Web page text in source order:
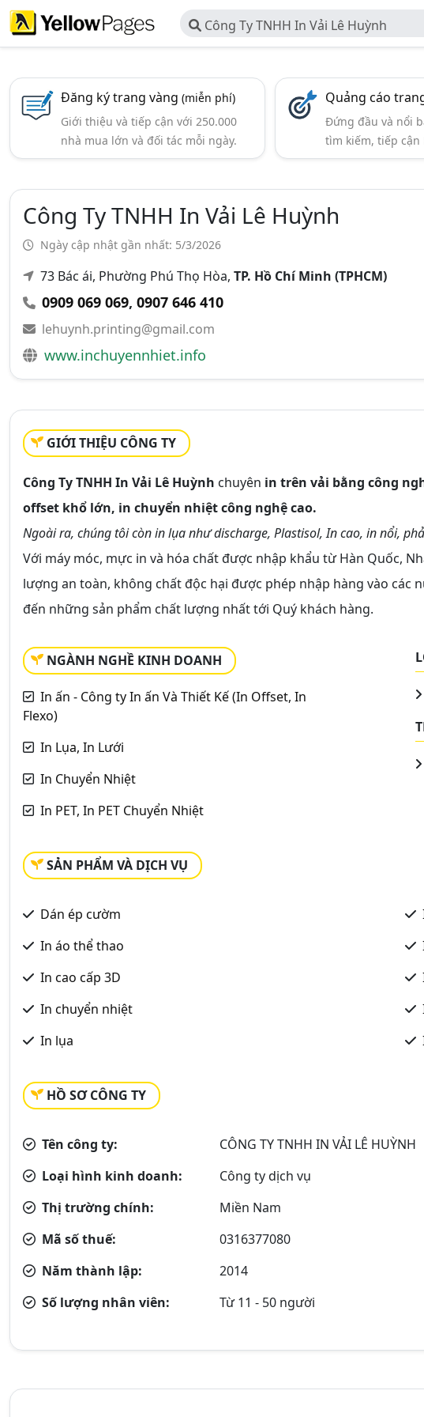
Công Ty TNHH In Vải Lê Huỳnh
Đăng ký trang vàng (miễn phí)
Giới thiệu và tiếp cận với 250.000
nhà mua lớn và đối tác mỗi ngày.
Quảng cáo
Đứng đầu và nổi
tìm kiếm, tiếp cận
Công Ty TNHH In Vải Lê Huỳnh
Ngày cập nhật gần nhất: 5/3/2026
73 Bác ái, Phường Phú Thọ Hòa, TP. Hồ Chí Minh (TPHCM)
0909 069 069, 0907 646 410
lehuynh.printing@gmail.com
www.inchuyennhiet.info
GIỚI THIỆU CÔNG TY
Công Ty TNHH In Vải Lê Huỳnh chuyên in trên vải bằng công
offset khổ lớn, in chuyển nhiệt công nghệ cao.
Ngoài ra, chúng tôi còn in lụa như discharge, Plastisol, In cao, in nổi,
Với máy móc, mực in và hóa chất được nhập khẩu từ Hàn Quốc,
lượng an toàn, không chất độc hại được phép nhập hàng vào các
đến những sản phẩm chất lượng nhất tới Quý khách hàng.
NGÀNH NGHỀ KINH DOANH
In ấn - Công ty In ấn Và Thiết Kế (In Offset, In
Flexo)
In Lụa, In Lưới
In Chuyển Nhiệt
In PET, In PET Chuyển Nhiệt
SẢN PHẨM VÀ DỊCH VỤ
Dán ép cườm
In áo thể thao
In cao cấp 3D
In chuyển nhiệt
In lụa
HỒ SƠ CÔNG TY
Tên công ty:
CÔNG TY TNHH IN VẢI LÊ HUỲNH
Loại hình kinh doanh:
Công ty dịch vụ
Thị trường chính:
Miền Nam
Mã số thuế:
0316377080
Năm thành lập:
2014
Số lượng nhân viên:
Từ 11 - 50 người